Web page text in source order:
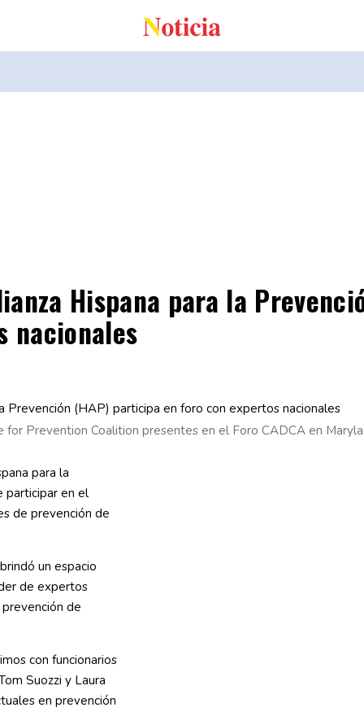
Hispana para la
nacionales
for Prevention Coalition presentes en el Foro CADCA en
para la
participar en el
de prevención de
un espacio
de expertos
de
con funcionarios
Suozzi y Laura
en prevención